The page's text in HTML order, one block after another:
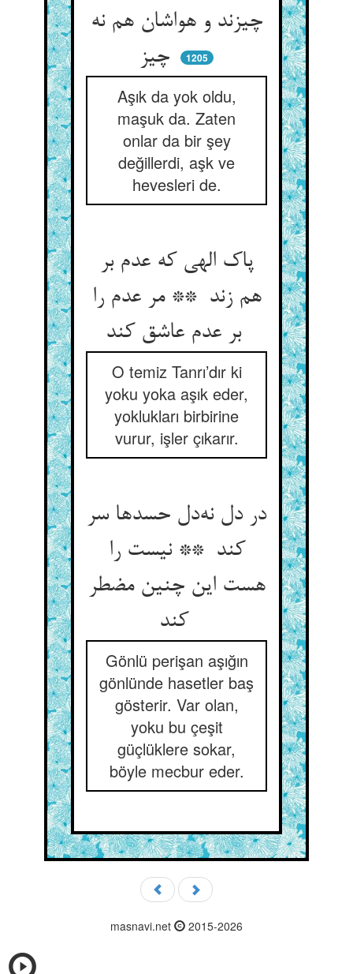
چیزند و هواشان هم نه
1205
Aşık da yok oldu,
maşuk da. Zaten
onlar da bir şey
değillerdi, aşk ve
hevesleri de.
پاک الهی که عدم بر
هم زند ** مر عدم را
بر عدم عاشق کند
O temiz Tanrı’dır ki
yoku yoka aşık eder,
yoklukları birbirine
vurur, işler çıkarır.
در دل نه‌دل حسدها سر
کند ** نیست را
هست این چنین مضطر
کند
Gönlü perişan aşığın
gönlünde hasetler baş
gösterir. Var olan,
yoku bu çeşit
güçlüklere sokar,
böyle mecbur eder.
masnavi.net 2015-2026